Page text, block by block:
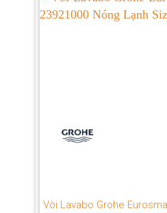
Vòi Lavabo Grohe